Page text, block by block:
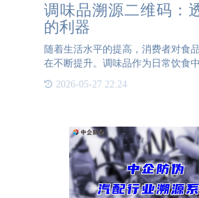
调味品溯源二维码：
的利器
随着生活水平的提高，消费者对食
在不断提升。调味品作为日常饮食
关心的问题。为了满足这一需求，
2026-05-27 22:24